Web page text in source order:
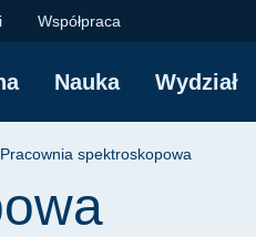
Współpraca
Nauka Wydział
Pracownia spektroskopowa